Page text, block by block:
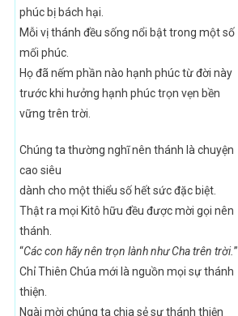
phúc bị bách hại.
Mỗi vị thánh đều sống nổi bật trong một số
mối phúc.
Họ đã nếm phần nào hạnh phúc từ đời này
trước khi hưởng hạnh phúc trọn vẹn bền
vững trên trời.
Chúng ta thường nghĩ nên thánh là chuyện
cao siêu
dành cho một thiểu số hết sức đặc biệt.
Thật ra mọi Kitô hữu đều được mời gọi nên
thánh.
“Các con hãy nên trọn lành như Cha trên trời.”
Chỉ Thiên Chúa mới là nguồn mọi sự thánh
thiện.
Ngài mời chúng ta chia sẻ sự thánh thiện